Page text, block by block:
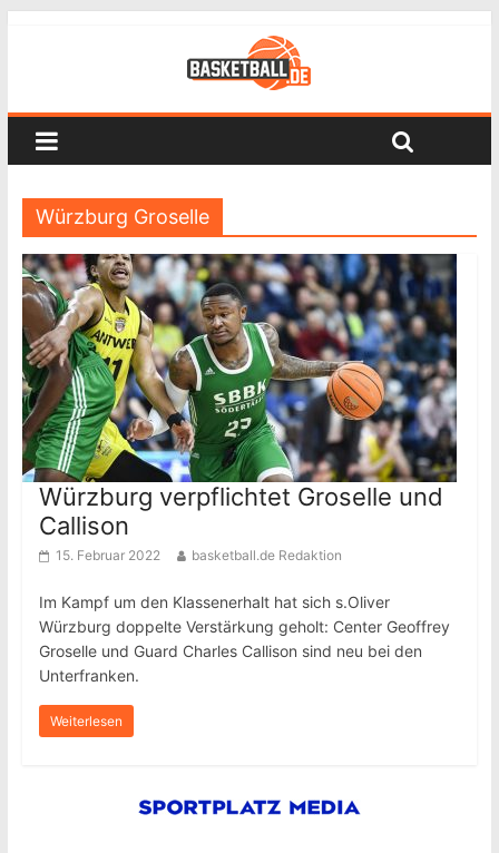
Würzburg Groselle
Würzburg verpflichtet Groselle und
Callison
15. Februar 2022 basketball.de Redaktion
Im Kampf um den Klassenerhalt hat sich s.Oliver
Würzburg doppelte Verstärkung geholt: Center Geoffrey
Groselle und Guard Charles Callison sind neu bei den
Unterfranken.
Weiterlesen